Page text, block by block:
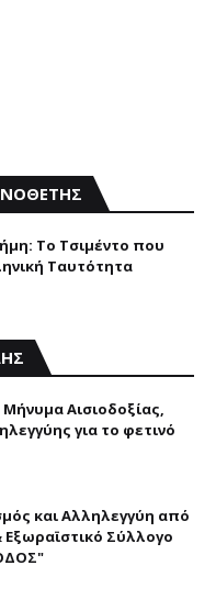
Το Τσιμέντο που
Ταυτότητα
Aισιοδοξίας,
για το φετινό
και Aλληλεγγύη από
Εξωραϊστικό Σύλλογο